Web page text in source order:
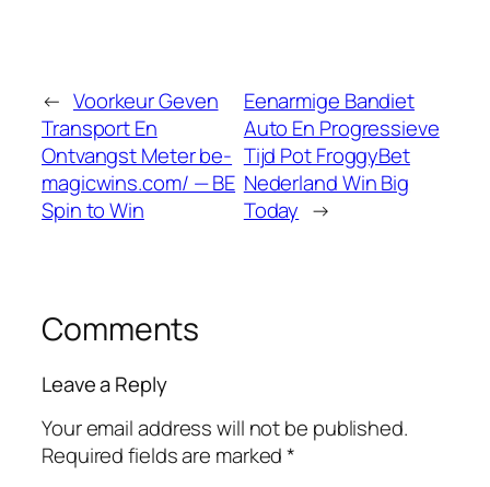
← Voorkeur Geven
Transport En
Ontvangst Meter be-
magicwins.com/ — BE
Spin to Win
Eenarmige Bandiet
Auto En Progressieve
Tijd Pot FroggyBet
Nederland Win Big
Today →
Comments
Leave a Reply
Your email address will not be published.
Required fields are marked*